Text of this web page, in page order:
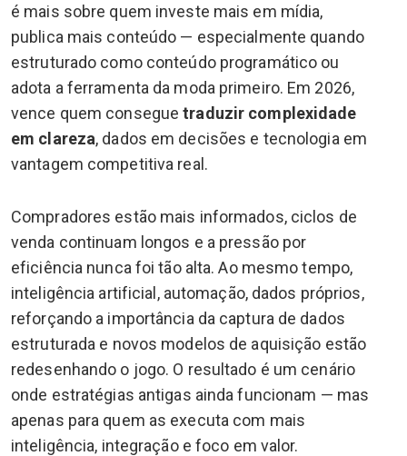
é mais sobre quem investe mais em mídia,
publica mais conteúdo — especialmente quando
estruturado como conteúdo programático ou
adota a ferramenta da moda primeiro. Em 2026,
vence quem conseguetraduzir complexidade
em clareza, dados em decisões e tecnologia em
vantagem competitiva real.
Compradores estão mais informados, ciclos de
venda continuam longos e a pressão por
eficiência nunca foi tão alta. Ao mesmo tempo,
inteligência artificial, automação, dados próprios,
reforçando a importância da captura de dados
estruturada e novos modelos de aquisição estão
redesenhando o jogo. O resultado é um cenário
onde estratégias antigas ainda funcionam — mas
apenas para quem as executa com mais
inteligência, integração e foco em valor.